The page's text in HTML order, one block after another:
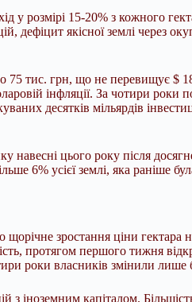
розмірі 15-20% з кожного
якісної землі через
75 тис. грн, що не перевищує $
інфляції. За чотири
десятків мільярдів
навесні цього року після
6% усієї землі, яка раніше
зростання ціни
протягом першого тижня
роки власників змінили лише
іноземним капіталом.